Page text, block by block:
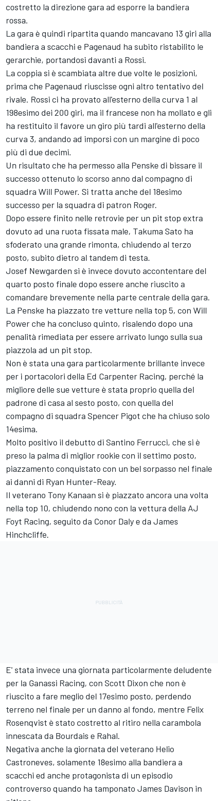
costretto la direzione gara ad esporre la bandiera
rossa.
La gara è quindi ripartita quando mancavano 13 giri alla
bandiera a scacchi e Pagenaud ha subito ristabilito le
gerarchie, portandosi davanti a Rossi.
La coppia si è scambiata altre due volte le posizioni,
prima che Pagenaud riuscisse ogni altro tentativo del
rivale. Rossi ci ha provato all'esterno della curva 1 al
198esimo dei 200 giri, ma il francese non ha mollato e gli
ha restituito il favore un giro più tardi all'esterno della
curva 3, andando ad imporsi con un margine di poco
più di due decimi.
Un risultato che ha permesso alla Penske di bissare il
successo ottenuto lo scorso anno dal compagno di
squadra Will Power. Si tratta anche del 18esimo
successo per la squadra di patron Roger.
Dopo essere finito nelle retrovie per un pit stop extra
dovuto ad una ruota fissata male, Takuma Sato ha
sfoderato una grande rimonta, chiudendo al terzo
posto, subito dietro al tandem di testa.
Josef Newgarden si è invece dovuto accontentare del
quarto posto finale dopo essere anche riuscito a
comandare brevemente nella parte centrale della gara.
La Penske ha piazzato tre vetture nella top 5, con Will
Power che ha concluso quinto, risalendo dopo una
penalità rimediata per essere arrivato lungo sulla sua
piazzola ad un pit stop.
Non è stata una gara particolarmente brillante invece
per i portacolori della Ed Carpenter Racing, perché la
migliore delle sue vetture è stata proprio quella del
padrone di casa al sesto posto, con quella del
compagno di squadra Spencer Pigot che ha chiuso solo
14esima.
Molto positivo il debutto di Santino Ferrucci, che si è
preso la palma di miglior rookie con il settimo posto,
piazzamento conquistato con un bel sorpasso nel finale
ai danni di Ryan Hunter-Reay.
Il veterano Tony Kanaan si è piazzato ancora una volta
nella top 10, chiudendo nono con la vettura della AJ
Foyt Racing, seguito da Conor Daly e da James
Hinchcliffe.
E' stata invece una giornata particolarmente deludente
per la Ganassi Racing, con Scott Dixon che non è
riuscito a fare meglio del 17esimo posto, perdendo
terreno nel finale per un danno al fondo, mentre Felix
Rosenqvist è stato costretto al ritiro nella carambola
innescata da Bourdais e Rahal.
Negativa anche la giornata del veterano Helio
Castroneves, solamente 18esimo alla bandiera a
scacchi ed anche protagonista di un episodio
controverso quando ha tamponato James Davison in